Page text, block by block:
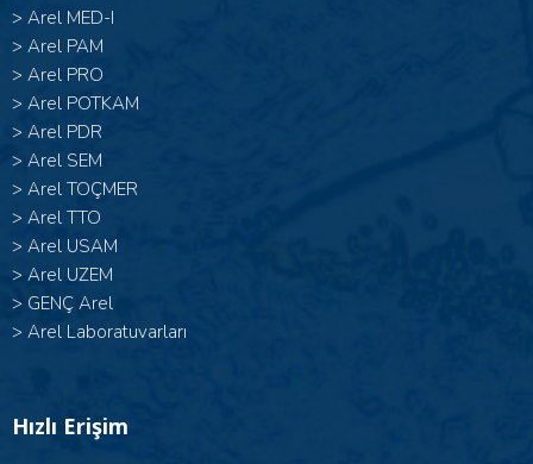
> Arel MED-I
> Arel PAM
> Arel PRO
> Arel POTKAM
> Arel PDR
> Arel SEM
> Arel TOÇMER
> Arel TTO
> Arel USAM
> Arel UZEM
> GENÇ Arel
> Arel Laboratuvarları
Hızlı Erişim